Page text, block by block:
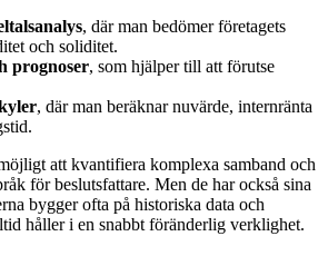
, där man bedömer företagets
och soliditet.
prognoser, som hjälper till att förutse
, där man beräknar nuvärde, internränta
att kvantifiera komplexa samband och
för beslutsfattare. Men de har också sina
bygger ofta på historiska data och
håller i en snabbt föränderlig verklighet.